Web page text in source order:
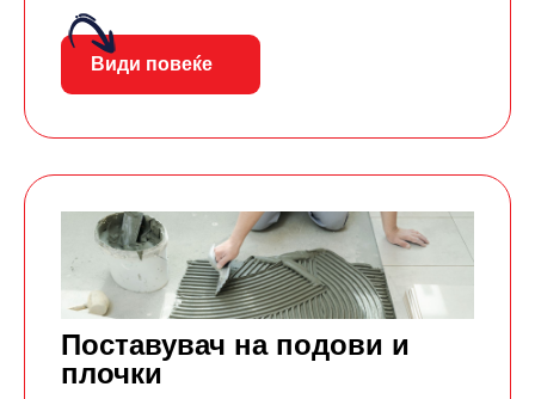
Види повеќе
Поставувач на подови и
плочки